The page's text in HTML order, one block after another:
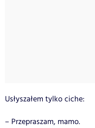
Usłyszałem tylko ciche:
– Przepraszam, mamo.